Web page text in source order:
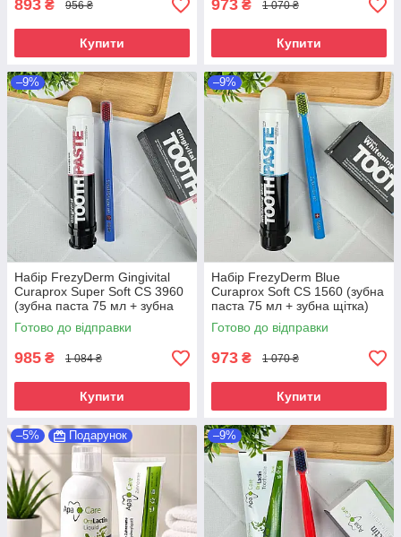
893 ₴ 956 ₴
Купити
973 ₴ 1 070 ₴
Купити
–9%
Набір FrezyDerm Gingivital
Curaprox Super Soft CS 3960
(зубна паста 75 мл + зубна
щітка)
Готово до відправки
985 ₴ 1 084 ₴
Купити
–9%
Набір FrezyDerm Blue
Curaprox Soft CS 1560 (зубна
паста 75 мл + зубна щітка)
Готово до відправки
973 ₴ 1 070 ₴
Купити
–5% Подарунок –9%